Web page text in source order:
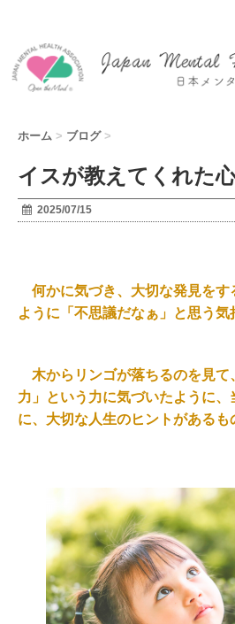
ホーム > ブログ >
イスが教えてくれた
2025/07/15
何かに気づき、大切な発見をす
ように「不思議だなぁ」と思う気
木からリンゴが落ちるのを見て
力」という力に気づいたように、
に、大切な人生のヒントがあるも